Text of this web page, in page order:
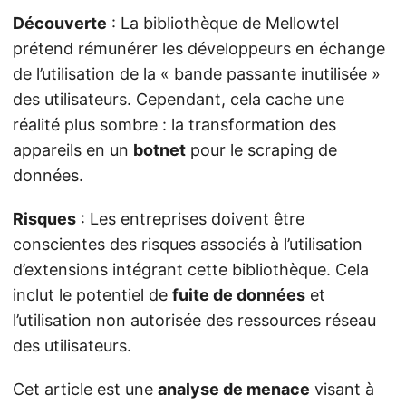
Découverte : La bibliothèque de Mellowtel
prétend rémunérer les développeurs en échange
de l’utilisation de la « bande passante inutilisée »
des utilisateurs. Cependant, cela cache une
réalité plus sombre : la transformation des
appareils en un botnet pour le scraping de
données.
Risques : Les entreprises doivent être
conscientes des risques associés à l’utilisation
d’extensions intégrant cette bibliothèque. Cela
inclut le potentiel de fuite de données et
l’utilisation non autorisée des ressources réseau
des utilisateurs.
Cet article est une analyse de menace visant à